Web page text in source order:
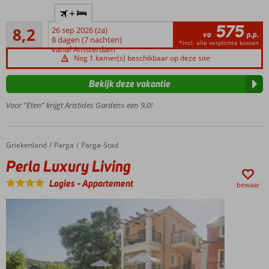
gastvrije
Griekse
familie
Kleinschalig
complex
Prachtige
tuinen
heerlijk
zwembad
bij
Parga-
8,2
Zeer goed
63
beoordelingen
+
26 sep 2026 (za)
8 dagen (7 nachten)
vanaf Amsterdam
va 575 p.p.
*incl. alle verplichte kosten
Nog 1 kamer(s) beschikbaar op deze site
Voor “Eten” krijgt Aristides Gardens een 9,0!
Bekijk deze vakantie
Home
Griekenland Parga Parga-Stad
Perla Luxury Living
Perla Luxury Living
Logies-Appartement bewaar